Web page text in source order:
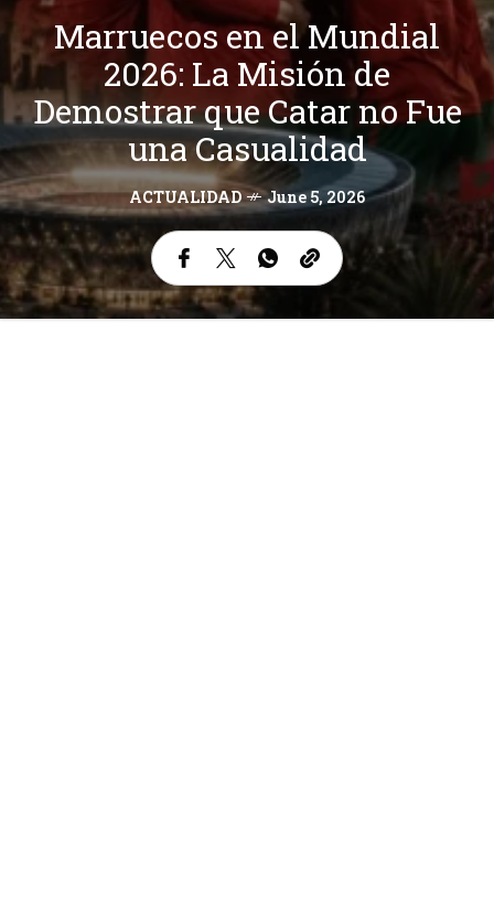
Marruecos en el Mundial
2026: La Misión de
Demostrar que Catar no Fue
una Casualidad
ACTUALIDAD June 5, 2026